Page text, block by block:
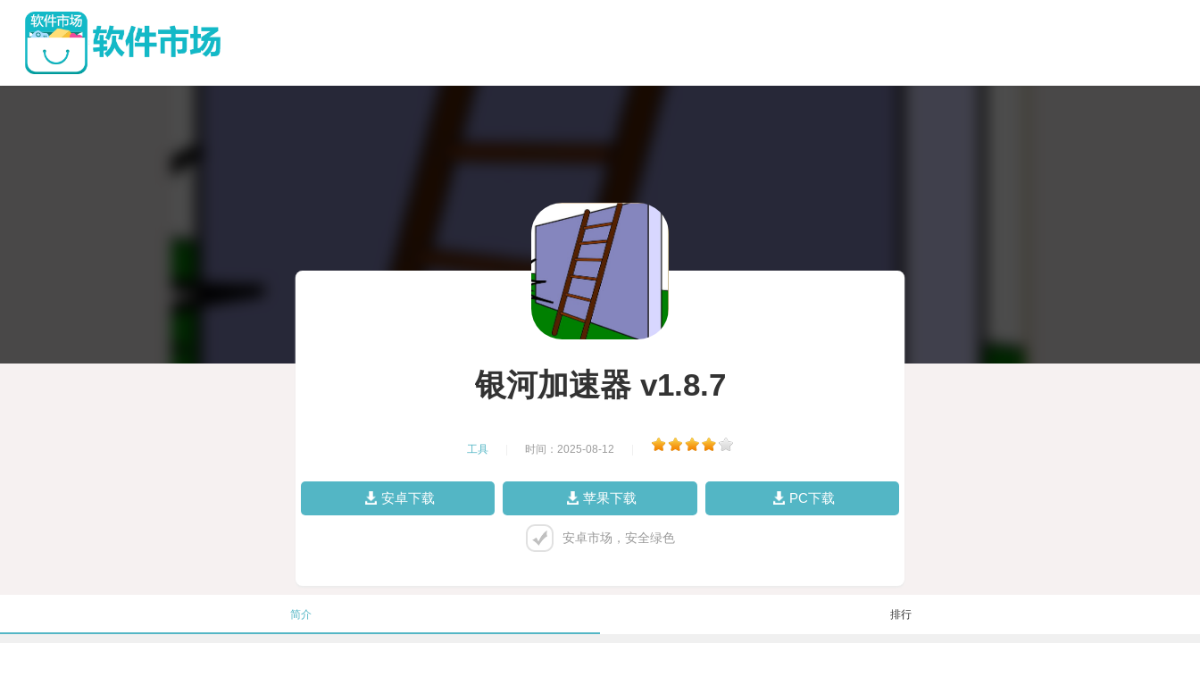
银河加速器 v1.8.7
工具 时间：2025-08-12
安卓下载 苹果下载 PC下载
安卓市场，安全绿色
简介 排行